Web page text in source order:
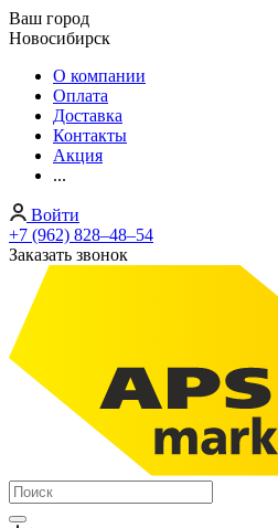
Ваш город
Новосибирск
О компании
Оплата
Доставка
Контакты
Акция
...
Войти
+7 (962) 828‒48‒54
Заказать звонок